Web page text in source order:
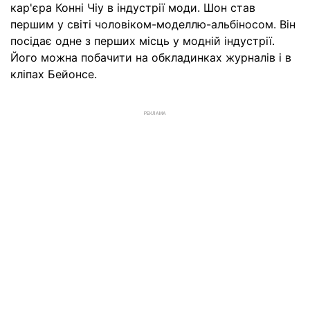
кар'єра Конні Чіу в індустрії моди. Шон став
першим у світі чоловіком-моделлю-альбіносом. Він
посідає одне з перших місць у модній індустрії.
Його можна побачити на обкладинках журналів і в
кліпах Бейонсе.
РЕКЛАМА